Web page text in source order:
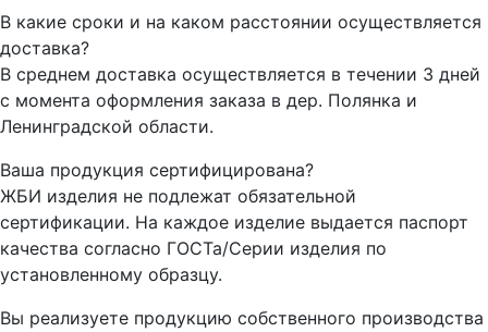
В какие сроки и на каком расстоянии осуществляется
доставка?
В среднем доставка осуществляется в течении 3 дней
с момента оформления заказа в дер. Полянка и
Ленинградской области.
Ваша продукция сертифицирована?
ЖБИ изделия не подлежат обязательной
сертификации. На каждое изделие выдается паспорт
качества согласно ГОСТа/Серии изделия по
установленному образцу.
Вы реализуете продукцию собственного производства